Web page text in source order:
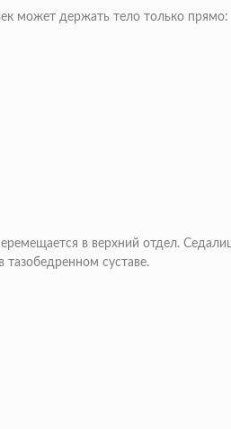
может держать тело только прямо:
в верхний отдел.
тазобедренном суставе.